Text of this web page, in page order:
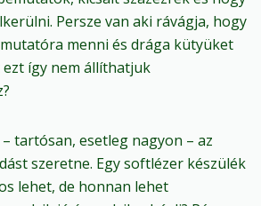
Persze van aki rávágja, hogy
menni és drága kütyüket
így nem állíthatjuk
tartósan, esetleg nagyon – az
szeretne. Egy softlézer készülék
lehet, de honnan lehet